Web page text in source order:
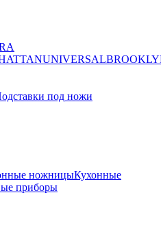
UNIVERSAL
под ножи
ножницыКухонные
приборы